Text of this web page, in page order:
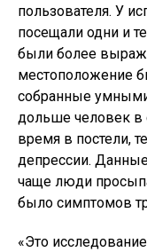
пользователя. У
посещали одни и
были более
местоположение
собранные
дольше человек в
время в постели,
депрессии.
чаще люди
было симптомов
«Это